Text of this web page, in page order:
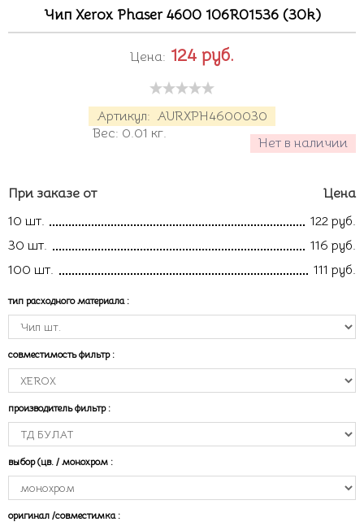
Чип Xerox Phaser 4600 106R01536 (30k)
Артикул: AURXPH4600030
Нет в наличии
Вес: 0.01 кг.
Цена: 124 руб.
При заказе от
Цена
10 шт.
122 руб.
30 шт.
116 руб.
100 шт.
111 руб.
тип расходного материала :
совместимость фильтр :
производитель фильтр :
выбор (цв. / монохром :
оригинал /совместимка :